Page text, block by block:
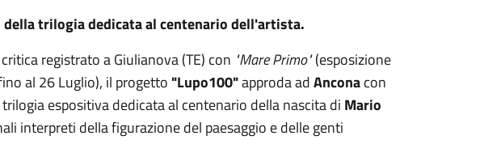
trilogia dedicata al centenario dell'artista.
registrato a Giulianova (TE) con "Mare Primo"(esposizione
al 26 Luglio), il progetto "Lupo100"approda adAnconacon
espositiva dedicata al centenario della nascita di Mario
interpreti della figurazione del paesaggio e delle genti